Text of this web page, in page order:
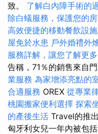
致。 了解白內障手術的
除白蟻服務，保護您的
高效便捷的移動餐飲設施
屋免於水患 戶外婚禮外
服務詳解，讓您了解更多
告稱，71％的銷售來自
業服務 為家增添亮點的
合適服務 OREX 從專業
桃園搬家便利選擇 探索
的產後生活 Travel的推
匈牙利女兒一年內被包